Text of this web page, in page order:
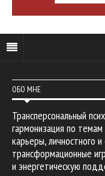
ОБО МНЕ
Трансперсональный
гармонизация по
карьеры, личностного
трансформационные
и энергетическую